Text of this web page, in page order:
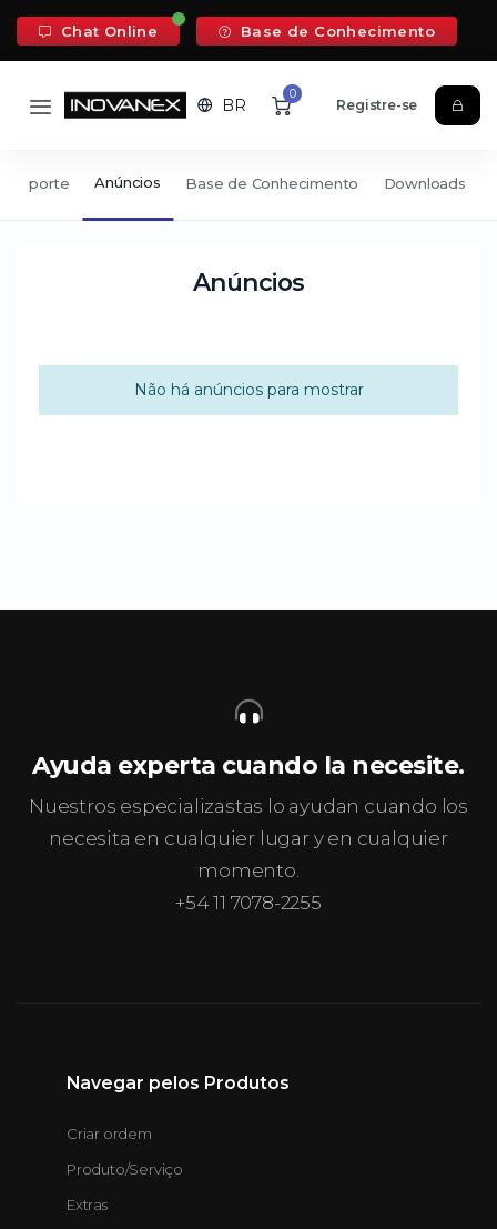
Chat Online Base de Conhecimento
BR
0
Registre-se
Suporte Anúncios Base de Conhecimento Downloads
Anúncios
Não há anúncios para mostrar
Ayuda experta cuando la necesite.
Nuestros especializastas lo ayudan cuando los
necesita en cualquier lugar y en cualquier
momento.
+54 11 7078-2255
Navegar pelos Produtos
Criar ordem
Produto/Serviço
Extras